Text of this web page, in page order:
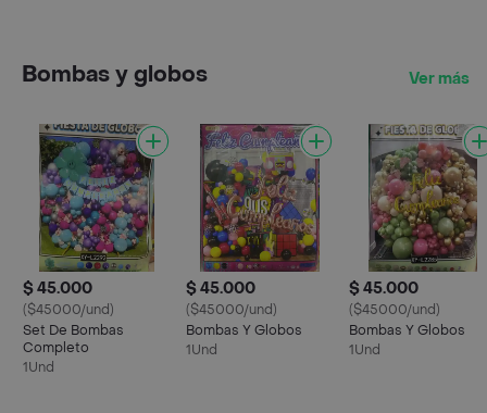
Bombas y globos Ver más
$ 45.000
($45000/und)
Set De Bombas
Completo
1Und
$ 45.000
($45000/und)
Bombas Y Globos
1Und
$ 45.000
($45000/und)
Bombas Y Globos
1Und